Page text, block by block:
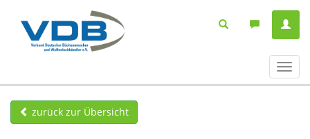
ein-/
zurück zur Übersicht